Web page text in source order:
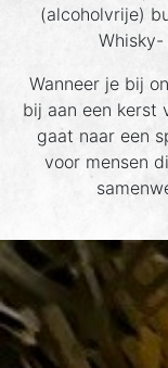
(alcoholvrije)
Whisky-
Wanneer je bij
bij aan een kerst
gaat naar een
voor mensen